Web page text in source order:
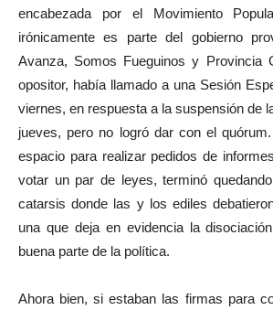
encabezada por el Movimiento
irónicamente es parte del gobierno
Avanza, Somos Fueguinos y Provincia
opositor, había llamado a una Sesión
viernes, en respuesta a la suspensión de
jueves, pero no logró dar con el
espacio para realizar pedidos de
votar un par de leyes, terminó
catarsis donde las y los ediles
una que deja en evidencia la
buena parte de la política.
Ahora bien, si estaban las firmas para